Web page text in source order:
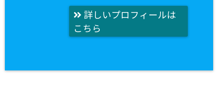
詳しいプロフィールは
こちら